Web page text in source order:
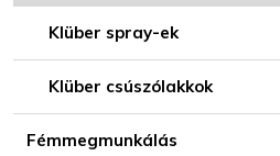
Klüber spray-ek
Klüber csúszólakkok
Fémmegmunkálás